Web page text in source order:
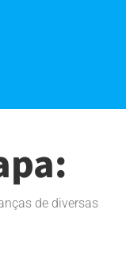
de diversas